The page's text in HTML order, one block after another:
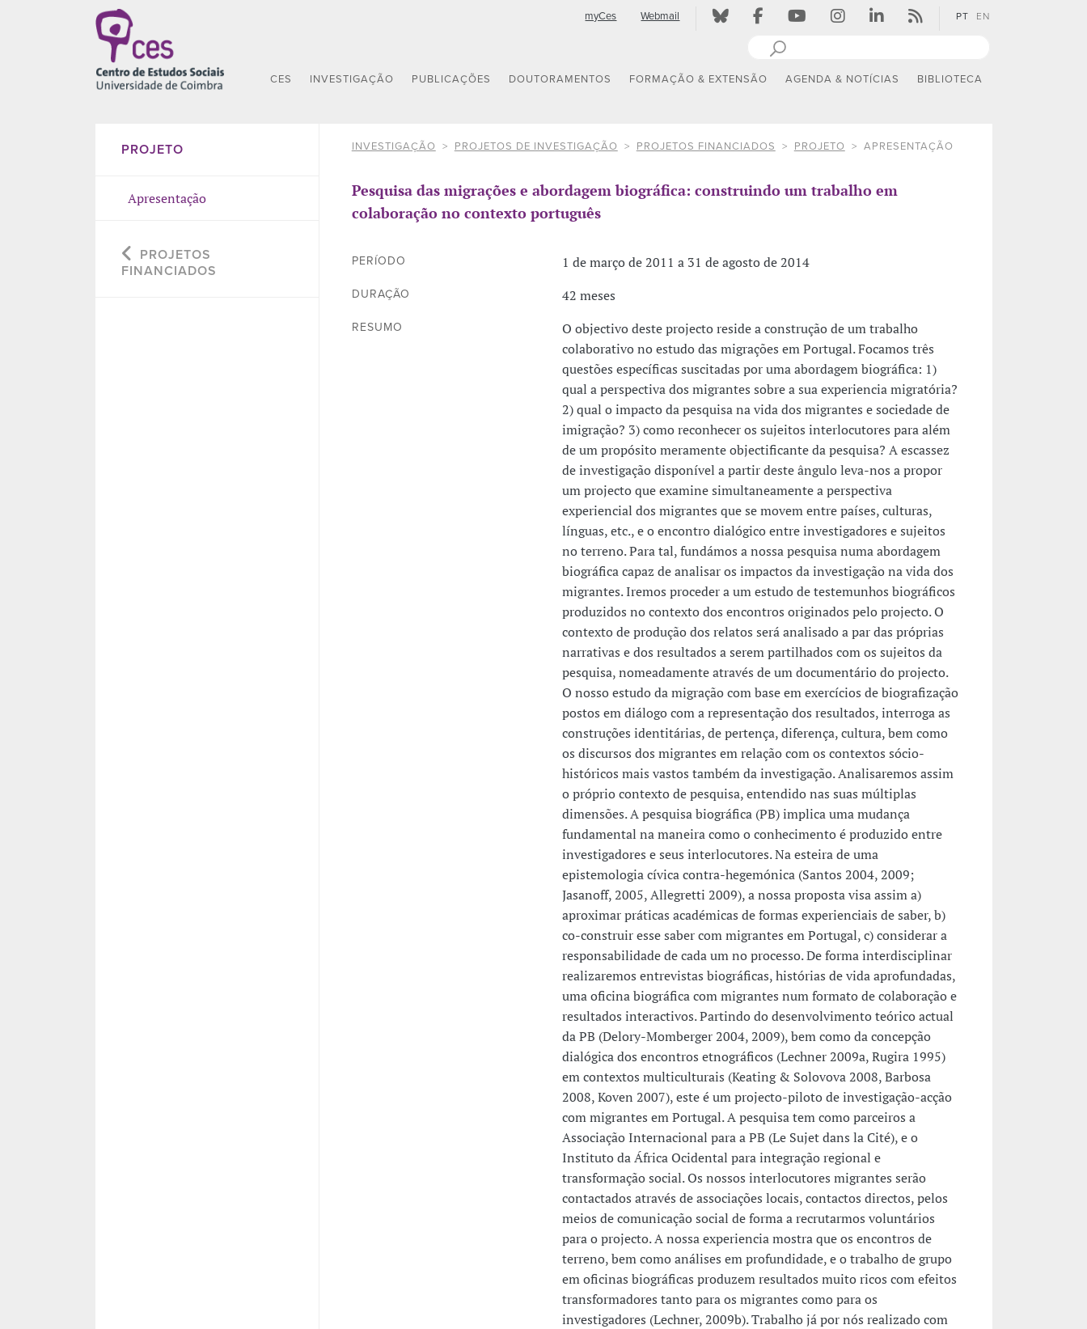
myCes Webmail PT EN
CES INVESTIGAÇÃO PUBLICAÇÕES DOUTORAMENTOS FORMAÇÃO & EXTENSÃO AGENDA & NOTÍCIAS BIBLIOTECA
PROJETO
Apresentação
PROJETOS
FINANCIADOS
INVESTIGAÇÃO PROJETOS DE INVESTIGAÇÃO PROJETOS FINANCIADOS PROJETO APRESENTAÇÃO
Pesquisa das migrações e abordagem biográfica: construindo um trabalho em
colaboração no contexto português
PERÍODO 1 de março de 2011 a 31 de agosto de 2014
DURAÇÃO 42 meses
RESUMO
O objectivo deste projecto reside a construção de um trabalho
colaborativo no estudo das migrações em Portugal. Focamos três
questões específicas suscitadas por uma abordagem biográfica: 1)
qual a perspectiva dos migrantes sobre a sua experiencia migratória?
2) qual o impacto da pesquisa na vida dos migrantes e sociedade de
imigração? 3) como reconhecer os sujeitos interlocutores para além
de um propósito meramente objectificante da pesquisa? A escassez
de investigação disponível a partir deste ângulo leva-nos a propor
um projecto que examine simultaneamente a perspectiva
experiencial dos migrantes que se movem entre países, culturas,
línguas, etc., e o encontro dialógico entre investigadores e sujeitos
no terreno. Para tal, fundámos a nossa pesquisa numa abordagem
biográfica capaz de analisar os impactos da investigação na vida dos
migrantes. Iremos proceder a um estudo de testemunhos biográficos
produzidos no contexto dos encontros originados pelo projecto. O
contexto de produção dos relatos será analisado a par das próprias
narrativas e dos resultados a serem partilhados com os sujeitos da
pesquisa, nomeadamente através de um documentário do projecto.
O nosso estudo da migração com base em exercícios de biografização
postos em diálogo com a representação dos resultados, interroga as
construções identitárias, de pertença, diferença, cultura, bem como
os discursos dos migrantes em relação com os contextos sócio-
históricos mais vastos também da investigação. Analisaremos assim
o próprio contexto de pesquisa, entendido nas suas múltiplas
dimensões. A pesquisa biográfica (PB) implica uma mudança
fundamental na maneira como o conhecimento é produzido entre
investigadores e seus interlocutores. Na esteira de uma
epistemologia cívica contra-hegemónica (Santos 2004, 2009;
Jasanoff, 2005, Allegretti 2009), a nossa proposta visa assim a)
aproximar práticas académicas de formas experienciais de saber, b)
co-construir esse saber com migrantes em Portugal, c) considerar a
responsabilidade de cada um no processo. De forma interdisciplinar
realizaremos entrevistas biográficas, histórias de vida aprofundadas,
uma oficina biográfica com migrantes num formato de colaboração e
resultados interactivos. Partindo do desenvolvimento teórico actual
da PB (Delory-Momberger 2004, 2009), bem como da concepção
dialógica dos encontros etnográficos (Lechner 2009a, Rugira 1995)
em contextos multiculturais (Keating & Solovova 2008, Barbosa
2008, Koven 2007), este é um projecto-piloto de investigação-acção
com migrantes em Portugal. A pesquisa tem como parceiros a
Associação Internacional para a PB (Le Sujet dans la Cité), e o
Instituto da África Ocidental para integração regional e
transformação social. Os nossos interlocutores migrantes serão
contactados através de associações locais, contactos directos, pelos
meios de comunicação social de forma a recrutarmos voluntários
para o projecto. A nossa experiencia mostra que os encontros de
terreno, bem como análises em profundidade, e o trabalho de grupo
em oficinas biográficas produzem resultados muito ricos com efeitos
transformadores tanto para os migrantes como para os
investigadores (Lechner, 2009b). Trabalho já por nós realizado com